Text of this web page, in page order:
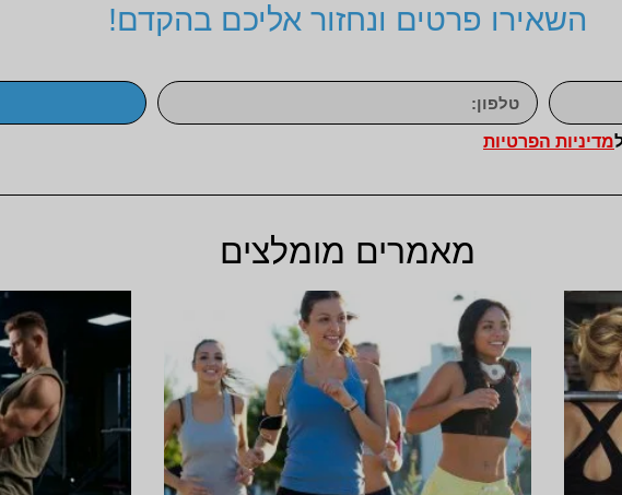
השאירו פרטים ונחזור אליכם בהקדם!
מדיניות הפרטיות
מאמרים מומלצים